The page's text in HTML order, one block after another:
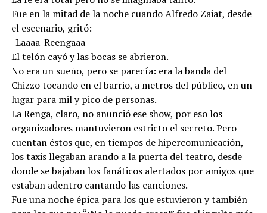
Fue en la mitad de la noche cuando Alfredo Zaiat, desde
el escenario, gritó:
-Laaaa-Reengaaa
El telón cayó y las bocas se abrieron.
No era un sueño, pero se parecía: era la banda del
Chizzo tocando en el barrio, a metros del público, en un
lugar para mil y pico de personas.
La Renga, claro, no anunció ese show, por eso los
organizadores mantuvieron estricto el secreto. Pero
cuentan éstos que, en tiempos de hipercomunicación,
los taxis llegaban arando a la puerta del teatro, desde
donde se bajaban los fanáticos alertados por amigos que
estaban adentro cantando las canciones.
Fue una noche épica para los que estuvieron y también